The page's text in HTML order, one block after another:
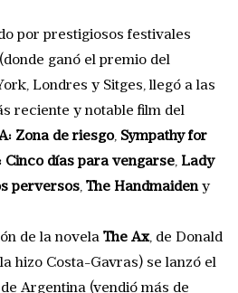
por prestigiosos festivales
ganó el premio del
Londres y Sitges, llegó a las
reciente y notable film del
Zona de riesgo, Sympathy for
Cinco días para vengarse, Lady
perversos, The Handmaideny
de la novela The Ax, de Donald
hizo Costa-Gavras) se lanzó el
Argentina (vendió más de